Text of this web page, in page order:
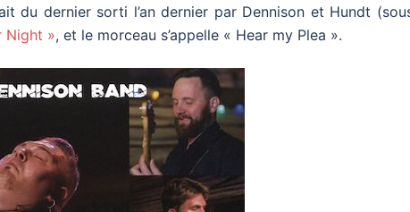
du dernier sorti l’an dernier par Dennison et Hundt
Night », et le morceau s’appelle « Hear my Plea ».